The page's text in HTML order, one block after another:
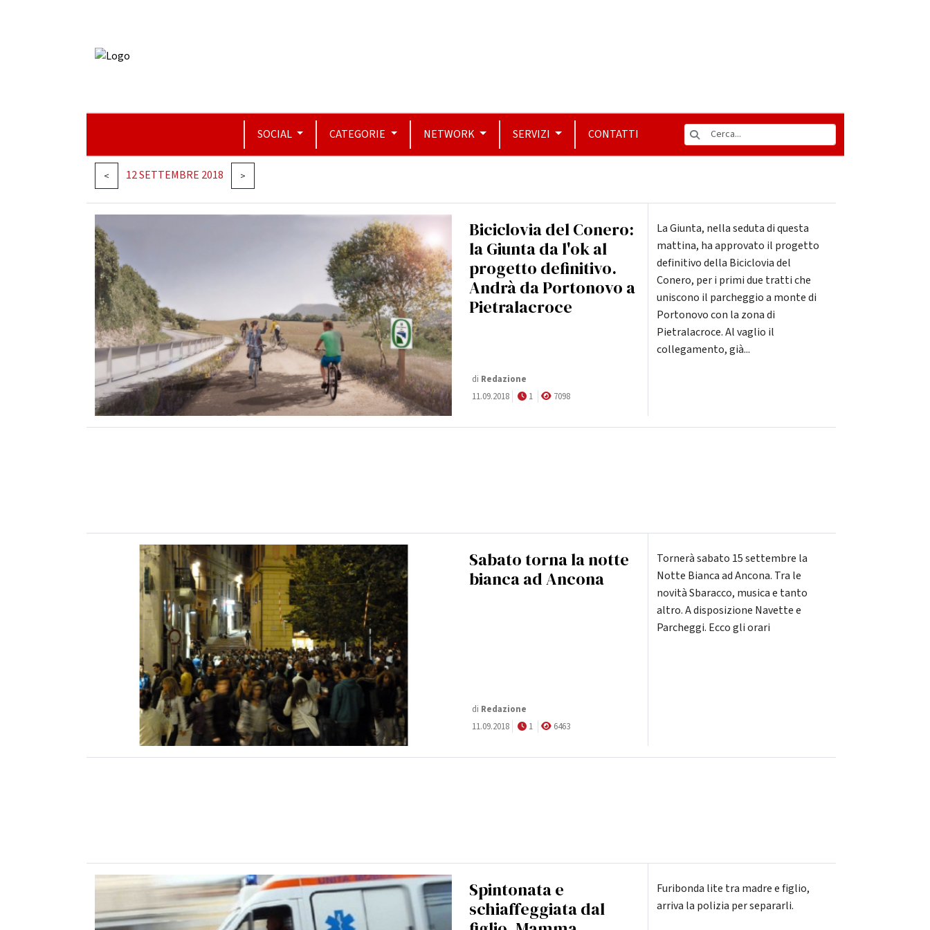
SOCIAL CATEGORIE NETWORK SERVIZI CONTATTI
< 12 SETTEMBRE 2018 >
Biciclovia del Conero:
la Giunta da l'ok al
progetto definitivo.
Andrà da Portonovo a
Pietralacroce
di Redazione
11.09.2018
1 7098
La Giunta, nella seduta di questa
mattina, ha approvato il progetto
definitivo della Biciclovia del
Conero, per i primi due tratti che
uniscono il parcheggio a monte di
Portonovo con la zona di
Pietralacroce. Al vaglio il
collegamento, già...
Sabato torna la notte
bianca ad Ancona
di Redazione
11.09.2018
1 6463
Tornerà sabato 15 settembre la
Notte Bianca ad Ancona. Tra le
novità Sbaracco, musica e tanto
altro. A disposizione Navette e
Parcheggi. Ecco gli orari
Spintonata e
schiaffeggiata dal
Furibonda lite tra madre e figlio,
arriva la polizia per separarli.